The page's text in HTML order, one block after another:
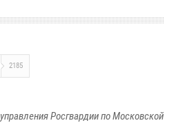
2185
Росгвардии по Московской